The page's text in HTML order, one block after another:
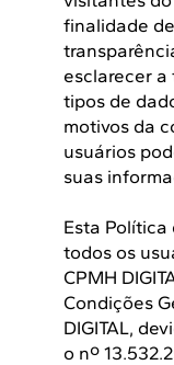
finalidade
esclarecer a
tipos de
motivos da
usuários
suas
Esta
todos os
CPMH
Condições
DIGITAL,
o nº